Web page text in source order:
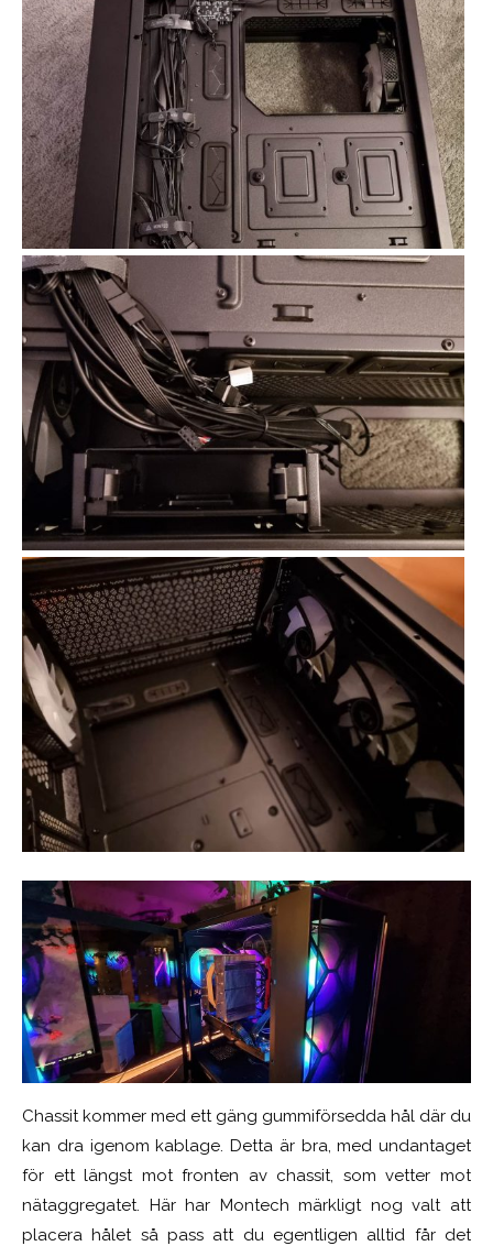
Chassit kommer med ett gäng gummiförsedda hål där du
kan dra igenom kablage. Detta är bra, med undantaget
för ett längst mot fronten av chassit, som vetter mot
nätaggregatet. Här har Montech märkligt nog valt att
placera hålet så pass att du egentligen alltid får det